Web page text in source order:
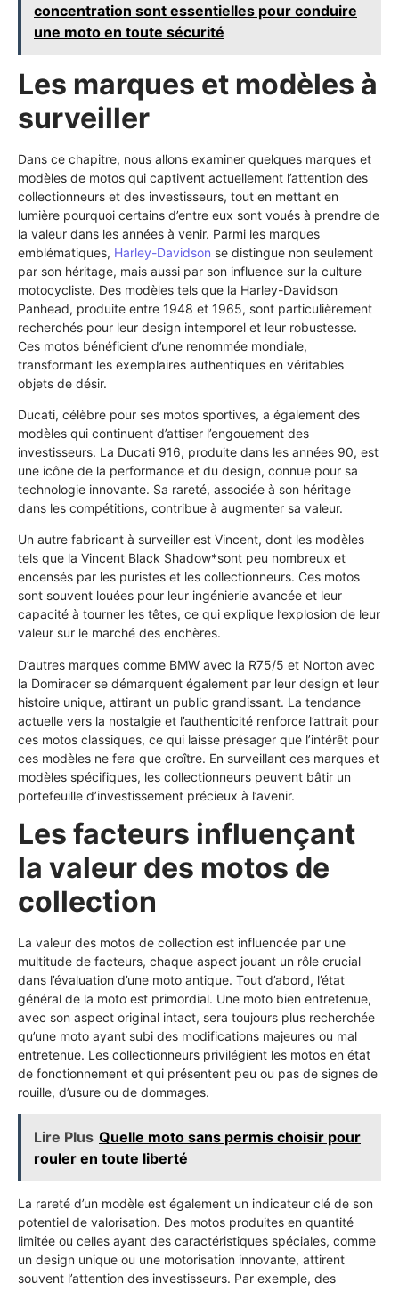
concentration sont essentielles pour conduire
une moto en toute sécurité
Les marques et modèles à
surveiller
Dans ce chapitre, nous allons examiner quelques marques et
modèles de motos qui captivent actuellement l’attention des
collectionneurs et des investisseurs, tout en mettant en
lumière pourquoi certains d’entre eux sont voués à prendre de
la valeur dans les années à venir. Parmi les marques
emblématiques, Harley-Davidson se distingue non seulement
par son héritage, mais aussi par son influence sur la culture
motocycliste. Des modèles tels que la Harley-Davidson
Panhead, produite entre 1948 et 1965, sont particulièrement
recherchés pour leur design intemporel et leur robustesse.
Ces motos bénéficient d’une renommée mondiale,
transformant les exemplaires authentiques en véritables
objets de désir.
Ducati, célèbre pour ses motos sportives, a également des
modèles qui continuent d’attiser l’engouement des
investisseurs. La Ducati 916, produite dans les années 90, est
une icône de la performance et du design, connue pour sa
technologie innovante. Sa rareté, associée à son héritage
dans les compétitions, contribue à augmenter sa valeur.
Un autre fabricant à surveiller est Vincent, dont les modèles
tels que la Vincent Black Shadow*sont peu nombreux et
encensés par les puristes et les collectionneurs. Ces motos
sont souvent louées pour leur ingénierie avancée et leur
capacité à tourner les têtes, ce qui explique l’explosion de leur
valeur sur le marché des enchères.
D’autres marques comme BMW avec la R75/5 et Norton avec
la Domiracer se démarquent également par leur design et leur
histoire unique, attirant un public grandissant. La tendance
actuelle vers la nostalgie et l’authenticité renforce l’attrait pour
ces motos classiques, ce qui laisse présager que l’intérêt pour
ces modèles ne fera que croître. En surveillant ces marques et
modèles spécifiques, les collectionneurs peuvent bâtir un
portefeuille d’investissement précieux à l’avenir.
Les facteurs influençant
la valeur des motos de
collection
La valeur des motos de collection est influencée par une
multitude de facteurs, chaque aspect jouant un rôle crucial
dans l’évaluation d’une moto antique. Tout d’abord, l’état
général de la moto est primordial. Une moto bien entretenue,
avec son aspect original intact, sera toujours plus recherchée
qu’une moto ayant subi des modifications majeures ou mal
entretenue. Les collectionneurs privilégient les motos en état
de fonctionnement et qui présentent peu ou pas de signes de
rouille, d’usure ou de dommages.
Lire Plus Quelle moto sans permis choisir pour
rouler en toute liberté
La rareté d’un modèle est également un indicateur clé de son
potentiel de valorisation. Des motos produites en quantité
limitée ou celles ayant des caractéristiques spéciales, comme
un design unique ou une motorisation innovante, attirent
souvent l’attention des investisseurs. Par exemple, des